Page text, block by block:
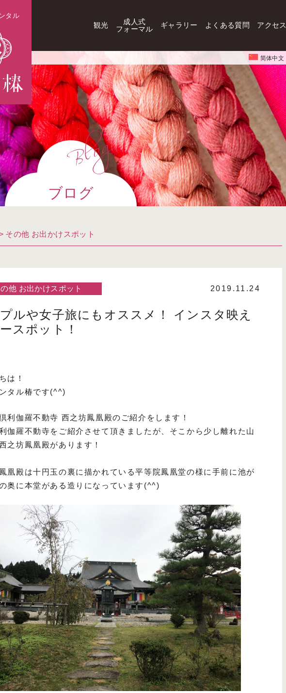
タル
観光
成人式
フォーマル
ギャラリー よくある質問 アクセス
简体中文
ブログ
その他 お出かけスポット
他 お出かけスポット 2019.11.24
ルや女子旅にもオススメ！ インスタ映え
スポット！
は！
タル椿です(^^)
利伽羅不動寺 西之坊鳳凰殿のご紹介をします！
伽羅不動寺をご紹介させて頂きましたが、そこから少し離れた山
之坊鳳凰殿があります！
凰殿は十円玉の裏に描かれている平等院鳳凰堂の様に手前に池が
奥に本堂がある造りになっています(^^)